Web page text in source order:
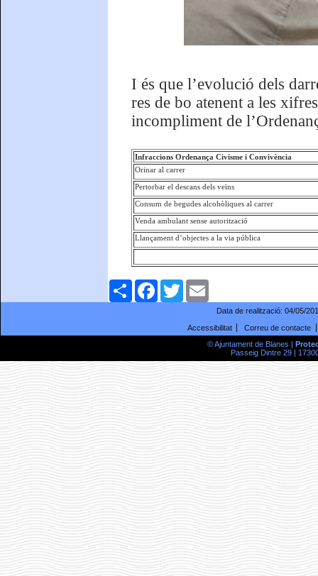
I és que l’evolució dels
res de bo atenent a les
incompliment de
Infraccions Ordenança Civisme i Convivència
Orinar al carrer
Pertorbar el descans dels veïns
Consum de begudes alcohòliques al carrer
Venda ambulant sense autorització
Llançament d’objectes a la via pública
ComparteixFacebookTwitter
Data de realització: 04/05/
Accessibilitat
Correu de contacte
© Ajuntament de Blanes |
Passeig Dintre 29 |